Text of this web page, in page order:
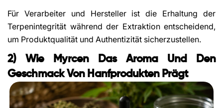
Für Verarbeiter und Hersteller ist die Erhaltung der
Terpenintegrität während der Extraktion entscheidend,
um Produktqualität und Authentizität sicherzustellen.
2) Wie Myrcen Das Aroma Und Den
Geschmack Von Hanfprodukten Prägt